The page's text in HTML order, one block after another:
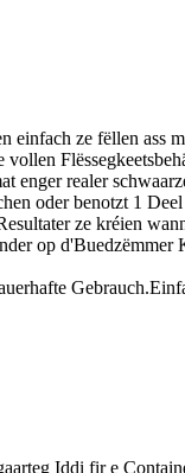
ze fëllen ass
realer
oder benotzt 1
ze kréien
op
Iddi fir e